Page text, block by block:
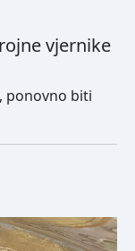
vjernike
ponovno biti